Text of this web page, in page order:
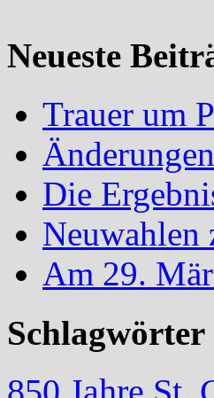
Neueste
Trauer um
Die
Neuwahlen
Am 29.
Schlagwörter